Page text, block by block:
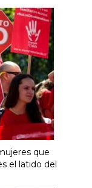
que
el latido del